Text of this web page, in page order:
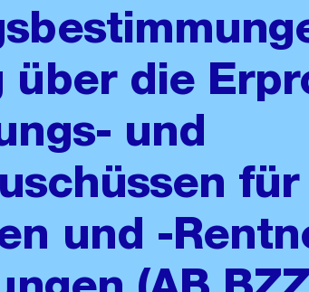
über die
und
für
und -